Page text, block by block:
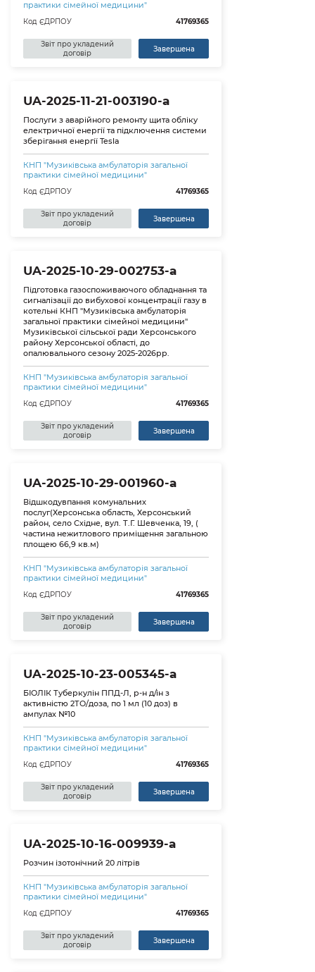
практики сімейної медицини"
Код ЄДРПОУ 41769365
Звіт про укладений
договір
Завершена
UA-2025-11-21-003190-a
Послуги з аварійного ремонту щита обліку
електричної енергії та підключення системи
зберігання енергії Tesla
КНП "Музиківська амбулаторія загальної
практики сімейної медицини"
Код ЄДРПОУ 41769365
Звіт про укладений
договір
Завершена
UA-2025-10-29-002753-a
Підготовка газоспоживаючого обладнання та
сигналізації до вибухової концентрації газу в
котельні КНП "Музиківська амбулаторія
загальної практики сімейної медицини"
Музиківської сільської ради Херсонського
району Херсонської області, до
опалювального сезону 2025-2026pp.
КНП "Музиківська амбулаторія загальної
практики сімейної медицини"
Код ЄДРПОУ 41769365
Звіт про укладений
договір
Завершена
UA-2025-10-29-001960-a
Відшкодувпання комунальних
послуг(Херсонська область, Херсонський
район, село Східне, вул. Т.Г. Шевченка, 19, (
частина нежитлового приміщення загальною
площею 66,9 кв.м)
КНП "Музиківська амбулаторія загальної
практики сімейної медицини"
Код ЄДРПОУ 41769365
Звіт про укладений
договір
Завершена
UA-2025-10-23-005345-a
БІОЛІК Туберкулін ППД-Л, р-н д/ін з
активністю 2ТО/доза, по 1 мл (10 доз) в
ампулах №10
КНП "Музиківська амбулаторія загальної
практики сімейної медицини"
Код ЄДРПОУ 41769365
Звіт про укладений
договір
Завершена
UA-2025-10-16-009939-a
Розчин ізотонічний 20 літрів
КНП "Музиківська амбулаторія загальної
практики сімейної медицини"
Код ЄДРПОУ 41769365
Звіт про укладений
договір
Завершена